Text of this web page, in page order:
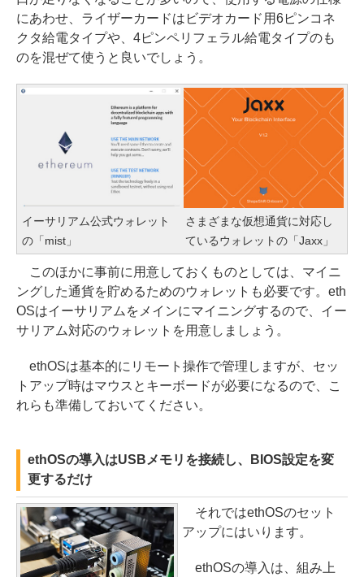
にあわせ、ライザーカードはビデオカード用6ピンコネ
クタ給電タイプや、4ピンペリフェラル給電タイプのも
のを混ぜて使うと良いでしょう。
イーサリアム公式ウォレット
の「mist」
さまざまな仮想通貨に対応し
ているウォレットの「Jaxx」
このほかに事前に用意しておくものとしては、マイニ
ングした通貨を貯めるためのウォレットも必要です。eth
OSはイーサリアムをメインにマイニングするので、イー
サリアム対応のウォレットを用意しましょう。
ethOSは基本的にリモート操作で管理しますが、セッ
トアップ時はマウスとキーボードが必要になるので、こ
れらも準備しておいてください。
ethOSの導入はUSBメモリを接続し、BIOS設定を変
更するだけ
それではethOSのセット
アップにはいります。
ethOSの導入は、組み上